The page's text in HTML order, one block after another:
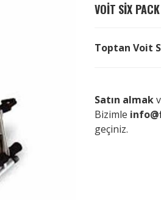
VOIT SIX
Toptan Voit
Satın almak
Bizimle
geçiniz.